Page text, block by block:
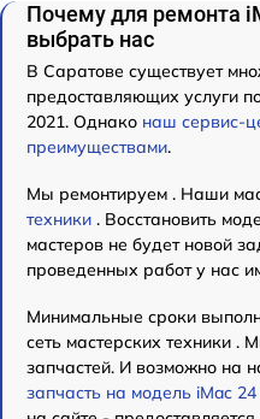
Почему для ремонта
выбрать нас
В Саратове существует
предоставляющих услуги
2021. Однако наш сервис-
преимуществами.
Мы ремонтируем . Наши
техники . Восстановить
мастеров не будет новой
проведенных работ у нас
Минимальные сроки
сеть мастерских техники .
запчастей. И возможно на
запчасть на модель iMac